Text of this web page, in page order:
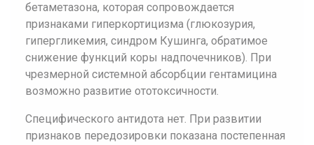
бетаметазона, которая сопровождается
признаками гиперкортицизма (глюкозурия,
гипергликемия, синдром Кушинга, обратимое
снижение функций коры надпочечников). При
чрезмерной системной абсорбции гентамицина
возможно развитие ототоксичности.
Специфического антидота нет. При развитии
признаков передозировки показана постепенная